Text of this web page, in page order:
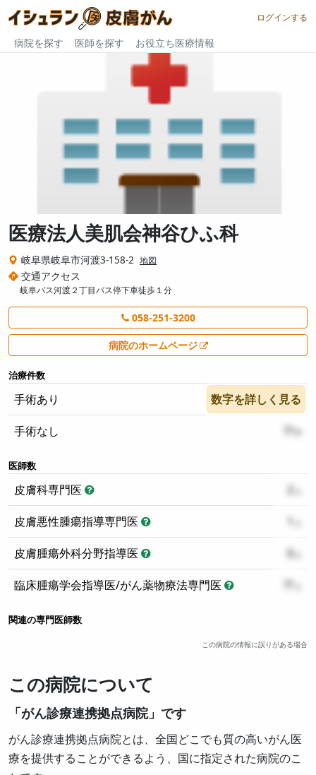
ログインする
病院を探す 医師を探す お役立ち医療情報
医療法人美肌会神谷ひふ科
岐阜県岐阜市河渡3-158-2 地図
交通アクセス
岐阜バス河渡２丁目バス停下車徒歩１分
058-251-3200
病院のホームページ
治療件数
手術あり ??
手術なし ??
医師数
皮膚科専門医
皮膚悪性腫瘍指導専門医
皮膚腫瘍外科分野指導医 0
臨床腫瘍学会指導医/がん薬物療法専門医 ??
関連の専門医師数
この病院の情報に誤りがある場合
数字を詳しく見る
この病院について
「がん診療連携拠点病院」です
がん診療連携拠点病院とは、全国どこでも質の高いがん医
療を提供することができるよう、国に指定された病院のこ